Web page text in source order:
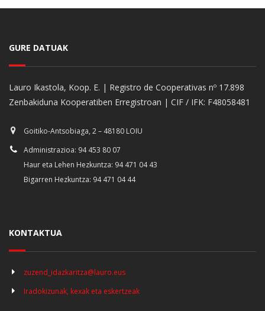
GURE DATUAK
Lauro Ikastola, Koop. E. | Registro de Cooperativas nº 17.898
Zenbakiduna Kooperatiben Erregistroan | CIF / IFK: F48058481
Goitiko-Antsobiaga, 2 – 48180 LOIU
Administrazioa: 94 453 80 07
Haur eta Lehen Hezkuntza: 94 471 04 43
Bigarren Hezkuntza: 94 471 04 44
KONTAKTUA
zuzend_idazkaritza@lauro.eus
Iradokizunak, kexak eta eskertzeak